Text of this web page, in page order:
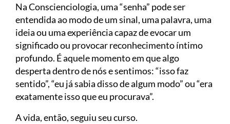
Na Conscienciologia, uma “senha” pode ser
entendida ao modo de um sinal, uma palavra, uma
ideia ou uma experiência capaz de evocar um
significado ou provocar reconhecimento íntimo
profundo. É aquele momento em que algo
desperta dentro de nós e sentimos: “isso faz
sentido”, “eu já sabia disso de algum modo” ou “era
exatamente isso que eu procurava”.
A vida, então, seguiu seu curso.